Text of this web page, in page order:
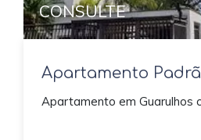
CONSULTE
Apartamento
Apartamento em Guarulhos